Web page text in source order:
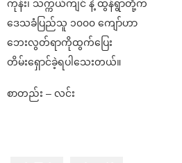
ကုန်း၊ သက္ကယ်ကျင် နဲ့ ထွန်ရွာတို့က
ဒေသခံပြည်သူ ၁၀၀၀ ကျော်ဟာ
ဘေးလွတ်ရာကိုထွက်ပြေး
တိမ်းရှောင်ခဲ့ရပါသေးတယ်။
စာတည်း – လင်း